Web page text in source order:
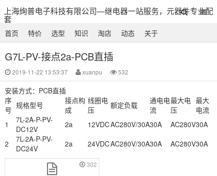
上海绚普电子科技有限公司—继电器一站服务，元器件专业配
套
首页 特价 选型 知识 淘店 动态 关于
G7L-PV-接点2a-PCB直插
2019-11-22 13:53:37 xuanpu 532
安装方式：PCB直插
序
号 规格型号
接点构
成
线圈电
压
额定负载
通电电
流
最大电
压
最大
电流
1
7L-2A-P-PV-
DC12V
2a 12VDCAC280V/30A30A AC280V30A
2
7L-2A-P-PV-
DC24V
2a 24VDCAC280V/30A30A AC280V30A
302